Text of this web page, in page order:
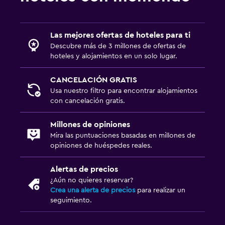
Estacionamiento gratuito
Estacionamiento privado
Sistema de entretenimiento
TV de pantalla plana
Lavandería
Habitación
Las mejores ofertas de hoteles para ti
Descubre más de 3 millones de ofertas de
hoteles y alojamientos en un solo lugar.
CANCELACIÓN GRATIS
Usa nuestro filtro para encontrar alojamientos
con cancelación gratis.
Millones de opiniones
Mira las puntuaciones basadas en millones de
opiniones de huéspedes reales.
Alertas de precios
¿Aún no quieres reservar?
Crea una alerta de precios para realizar un
seguimiento.